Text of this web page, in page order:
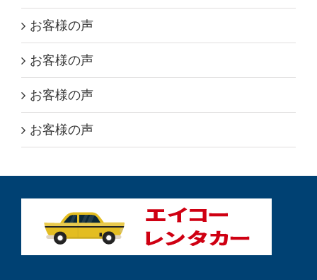
お客様の声
お客様の声
お客様の声
お客様の声